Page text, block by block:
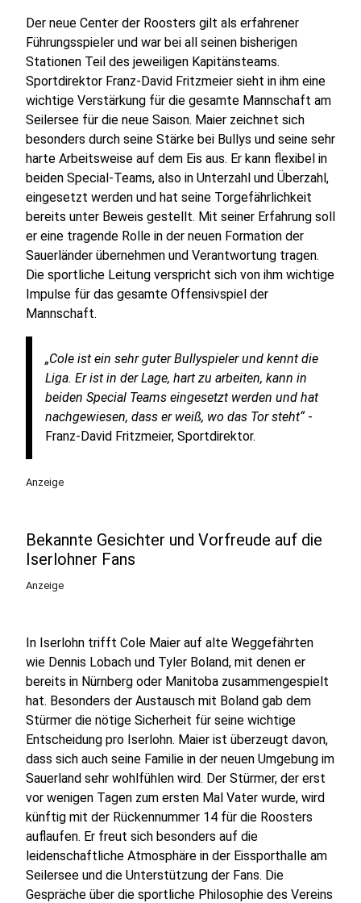
Der neue Center der Roosters gilt als erfahrener
Führungsspieler und war bei all seinen bisherigen
Stationen Teil des jeweiligen Kapitänsteams.
Sportdirektor Franz-David Fritzmeier sieht in ihm eine
wichtige Verstärkung für die gesamte Mannschaft am
Seilersee für die neue Saison. Maier zeichnet sich
besonders durch seine Stärke bei Bullys und seine sehr
harte Arbeitsweise auf dem Eis aus. Er kann flexibel in
beiden Special-Teams, also in Unterzahl und Überzahl,
eingesetzt werden und hat seine Torgefährlichkeit
bereits unter Beweis gestellt. Mit seiner Erfahrung soll
er eine tragende Rolle in der neuen Formation der
Sauerländer übernehmen und Verantwortung tragen.
Die sportliche Leitung verspricht sich von ihm wichtige
Impulse für das gesamte Offensivspiel der
Mannschaft.
„Cole ist ein sehr guter Bullyspieler und kennt die
Liga. Er ist in der Lage, hart zu arbeiten, kann in
beiden Special Teams eingesetzt werden und hat
nachgewiesen, dass er weiß, wo das Tor steht“-
Franz-David Fritzmeier, Sportdirektor.
Anzeige
Bekannte Gesichter und Vorfreude auf die
Iserlohner Fans
Anzeige
In Iserlohn trifft Cole Maier auf alte Weggefährten
wie Dennis Lobach und Tyler Boland, mit denen er
bereits in Nürnberg oder Manitoba zusammengespielt
hat. Besonders der Austausch mit Boland gab dem
Stürmer die nötige Sicherheit für seine wichtige
Entscheidung pro Iserlohn. Maier ist überzeugt davon,
dass sich auch seine Familie in der neuen Umgebung im
Sauerland sehr wohlfühlen wird. Der Stürmer, der erst
vor wenigen Tagen zum ersten Mal Vater wurde, wird
künftig mit der Rückennummer 14 für die Roosters
auflaufen. Er freut sich besonders auf die
leidenschaftliche Atmosphäre in der Eissporthalle am
Seilersee und die Unterstützung der Fans. Die
Gespräche über die sportliche Philosophie des Vereins